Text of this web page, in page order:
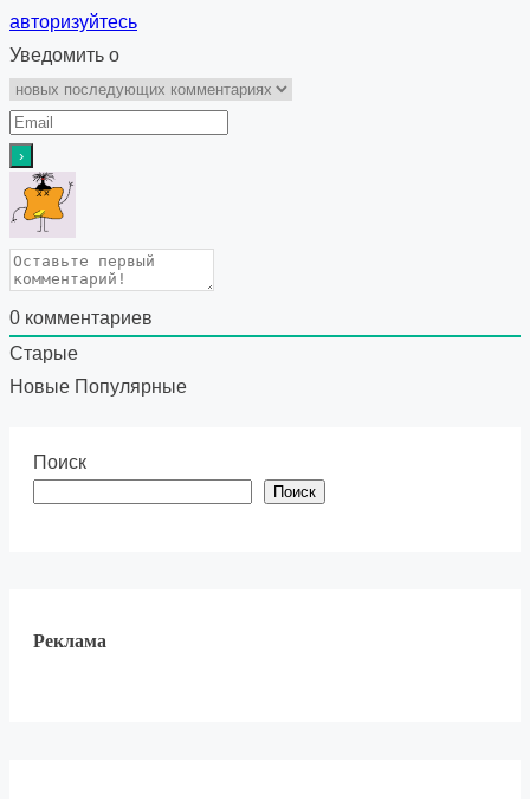
авторизуйтесь
Уведомить о
0 комментариев
Старые
Новые Популярные
Поиск
Поиск
Реклама